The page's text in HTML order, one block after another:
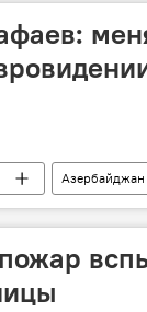
Азербайджан